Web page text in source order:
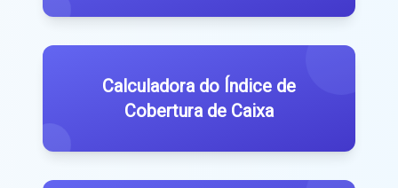
Calculadora do Índice de
Cobertura de Caixa